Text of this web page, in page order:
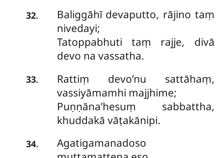
32.
Baliggāhī devaputto, rājino taṃ
nivedayi;
Tatoppabhuti taṃ rajje, divā
devo na vassatha.
33.
Rattiṃ devo’nu sattāhaṃ,
vassiyāmamhi majjhime;
Puṇṇāna’hesuṃ sabbattha,
khuddakā vāṭakānipi.
34.
Agatigamanadoso